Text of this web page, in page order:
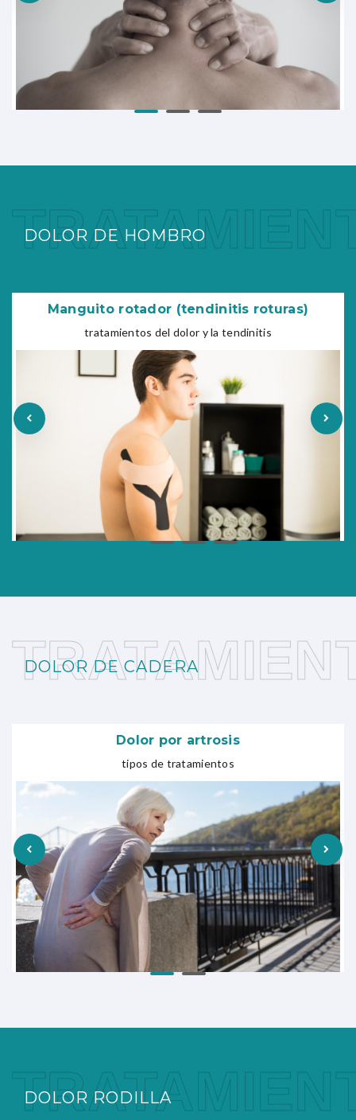
DOLOR DE HOMBRO
Manguito rotador (tendinitis roturas)
tratamientos del dolor y la tendinitis
DOLOR DE CADERA
Dolor por artrosis
tipos de tratamientos
DOLOR RODILLA